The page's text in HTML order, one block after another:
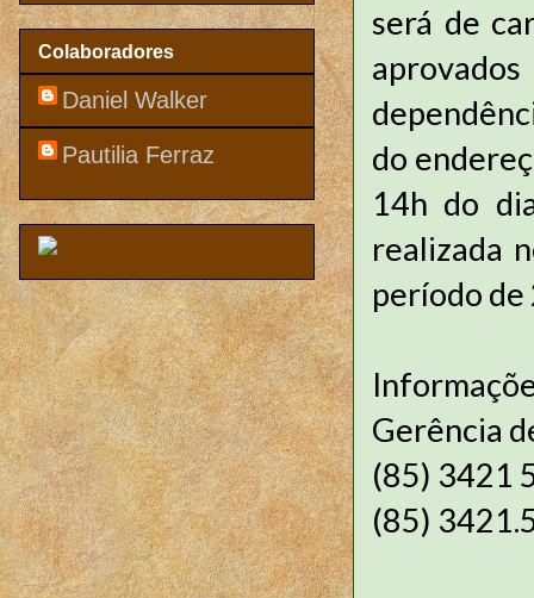
será de
do
14h do
realizada
período de
Gerência
(85) 3421
(85)
Colaboradores
Daniel Walker
Pautilia Ferraz